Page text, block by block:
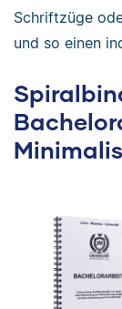
Schriftzüge
und so einen